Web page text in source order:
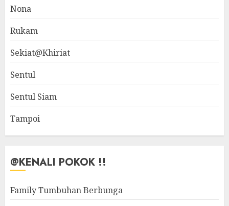
Nona
Rukam
Sekiat@Khiriat
Sentul
Sentul Siam
Tampoi
@KENALI POKOK !!
Family Tumbuhan Berbunga